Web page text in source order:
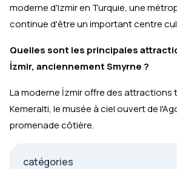
moderne d'Izmir en Turquie, une
continue d'être un important centre
Quelles sont les principales
İzmir, anciennement Smyrne ?
La moderne İzmir offre des attractions
Kemeralti, le musée à ciel ouvert de
promenade côtière.
catégories